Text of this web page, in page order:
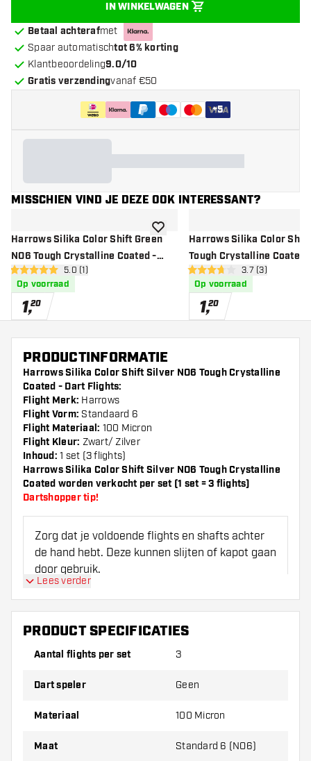
IN WINKELWAGEN
Betaal achterafmet
Spaar automatischtot 6% korting
Klantbeoordeling9.0/10
Gratis verzendingvanaf €50
+5
MISSCHIEN VIND JE DEZE OOK INTERESSANT?
Harrows Silika Color Shift Green
NO6 Tough Crystalline Coated -
Dart Flightsopen reviews drawer
5 score sterren5.0 (1)
Op voorraad
1,20
toevoegen aan verlanglijst
Harrows Silika Color Shift
Tough Crystalline Coated
Flights
open reviews
3.7 score sterren3.7 (3)
Op voorraad
1,20
PRODUCTINFORMATIE
Harrows Silika Color Shift Silver NO6 Tough Crystalline
Coated - Dart Flights:
Flight Merk: Harrows
Flight Vorm: Standaard 6
Flight Materiaal: 100 Micron
Flight Kleur: Zwart/ Zilver
Inhoud: 1 set (3 flights)
Harrows Silika Color Shift Silver NO6 Tough Crystalline
Coated worden verkocht per set (1 set = 3 flights)
Dartshopper tip!
Zorg dat je voldoende flights en shafts achter
de hand hebt. Deze kunnen slijten of kapot gaan
door gebruik.
Probeer eens een andere vorm, materiaal of
dikte van de flights om erachter te komen
Lees verder
PRODUCT SPECIFICATIES
Aantal flights per set 3
Dart speler Geen
Materiaal 100 Micron
Maat Standard 6 (NO6)